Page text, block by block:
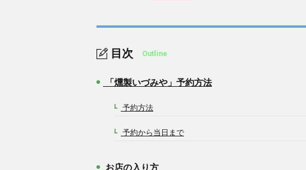
目次 Outline
1.
「燻製いづみや」予約方法
1-1.予約方法
1-2.予約から当日まで
お店の入り方